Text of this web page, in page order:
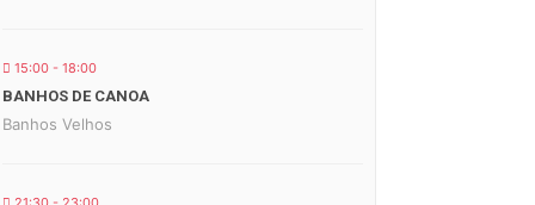
15:00 - 18:00
BANHOS DE CANOA
Banhos Velhos